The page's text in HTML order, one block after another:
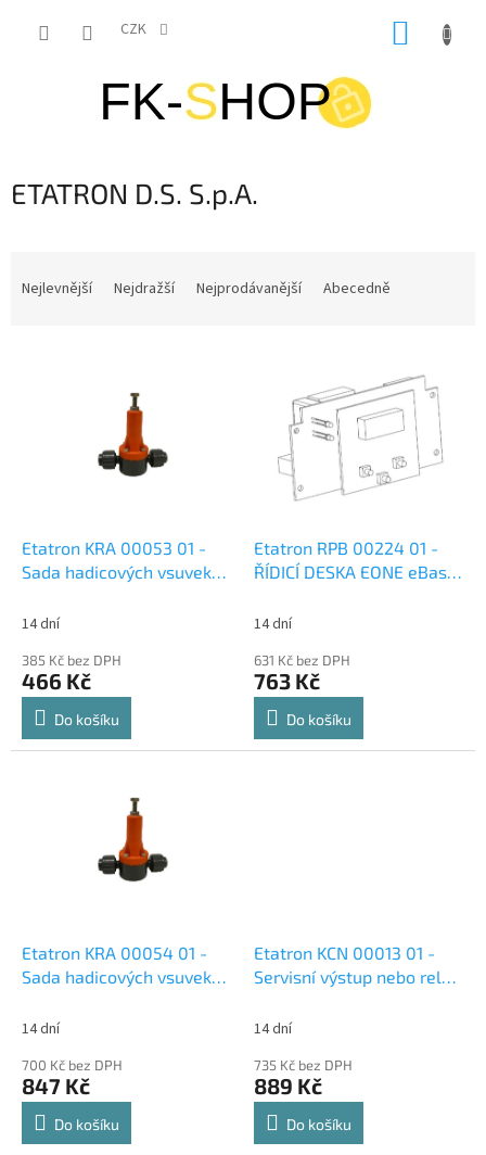
CZK
ETATRON D.S. S.p.A.
Nejlevnější Nejdražší Nejprodávanější Abecedně
Etatron KRA 00053 01 -
Sada hadicových vsuvek
14 dní
385 Kč bez DPH
466 Kč
Do košíku
Etatron RPB 00224 01 -
ŘÍDICÍ DESKA EONE eBasic
14 dní
631 Kč bez DPH
763 Kč
Do košíku
Etatron KRA 00054 01 -
Sada hadicových vsuvek
14 dní
700 Kč bez DPH
847 Kč
Do košíku
Etatron KCN 00013 01 -
Servisní výstup nebo relé
14 dní
735 Kč bez DPH
889 Kč
Do košíku